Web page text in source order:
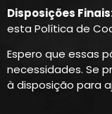
Disposições
esta Política de
Espero que essas
necessidades. Se
à disposição para